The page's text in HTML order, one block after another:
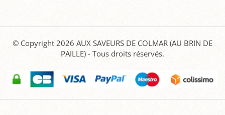
© Copyright 2026 AUX SAVEURS DE COLMAR (AU BRIN DE
PAILLE) - Tous droits réservés.